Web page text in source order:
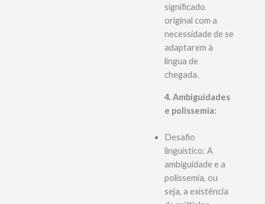
a fidelidade ao
significado
original com a
necessidade de se
adaptarem à
língua de
chegada.
4. Ambiguidades
Desafio
linguístico: A
ambiguidade e a
polissemia, ou